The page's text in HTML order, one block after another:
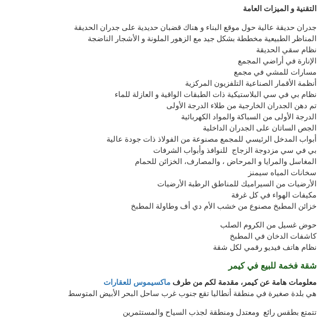
التقنية و الميزات العامة
جدران حديقة عالية حول موقع البناء و هناك قضبان حديدية على جدران الحديقة
المناظر الطبيعية مخططة بشكل جيد مع الزهور الملونة و الأشجار الناضجة
نظام سقي الحديقة
الإنارة في أراضي المجمع
مسارات للمشي في مجمع
أنظمة الأقمار الصناعية التلفزيون المركزية
نظام بي في سي البلاستيكية ذات الطبقات الواقية و العازلة للماء
تم دهن الجدران الخارجية من طلاء الدرجة الأولى
الدرجة الأولى من السباكة والمواد الكهربائية
الجص الساتان على الجدران الداخلية
أبواب المدخل الرئيسي للمجمع مصنوعة من الفولاذ ذات جودة عالية
بي في سي مزدوجة الزجاج للنوافذ وأبواب الشرفات
المغاسل والمرايا و المرحاض ، والمصارف، الخزائن للحمام
سخانات المياه سيمنز
الأرضيات من السيراميك للمناطق الرطبة الأرضيات
مكيفات الهواء في كل غرفة
خزائن المطبخ مصنوع من خشب الأم دي أف وطاولة المطبخ
حوض غسيل من الكروم الصلب
كاشفات الدخان في المطبخ
نظام هاتف فيديو رقمي لكل شقة
شقة فخمة للبيع في كيمر
معلومات هامة عن كيمر، مقدمة لكم من طرفماكسيموس للعقارات
هي بلدة صغيرة في منطقة أنطاليا تقع جنوب غرب ساحل البحر الأبيض المتوسط
تتمتع بطقس رائع ومعتدل ومنطقة لجذب السياح والمستثمرين